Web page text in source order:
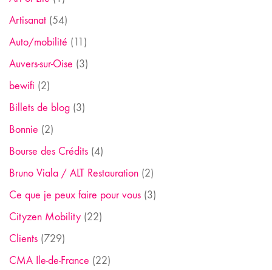
Artisanat (54)
Auto/mobilité (11)
Auvers-sur-Oise (3)
bewifi (2)
Billets de blog (3)
Bonnie (2)
Bourse des Crédits (4)
Bruno Viala / ALT Restauration (2)
Ce que je peux faire pour vous (3)
Cityzen Mobility (22)
Clients (729)
CMA Ile-de-France (22)